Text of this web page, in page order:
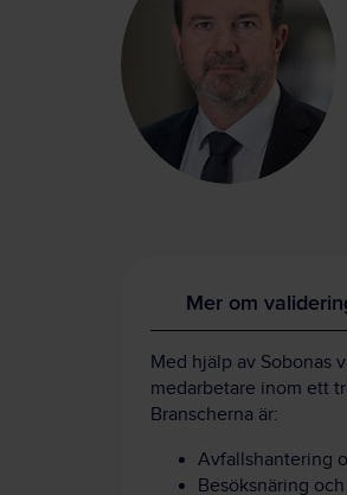
Mer om
Med hjälp av Sobonas
medarbetare inom ett
Branscherna är:
Avfallshantering
Besöksnäring